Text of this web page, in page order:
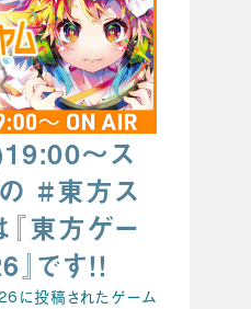
～ス
の #東方ス
『東方ゲー
です！！
に投稿されたゲーム